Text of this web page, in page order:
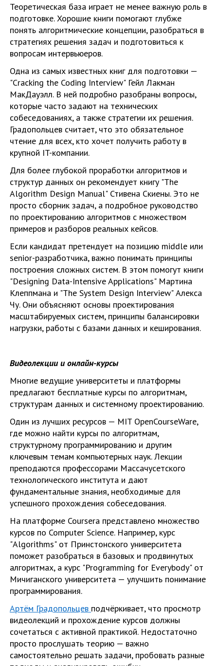
Теоретическая база играет не менее важную роль в
подготовке. Хорошие книги помогают глубже
понять алгоритмические концепции, разобраться в
стратегиях решения задач и подготовиться к
вопросам интервьюеров.
Одна из самых известных книг для подготовки —
"Cracking the Coding Interview" Гейл Лакман
МакДауэлл. В ней подробно разобраны вопросы,
которые часто задают на технических
собеседованиях, а также стратегии их решения.
Градопольцев считает, что это обязательное
чтение для всех, кто хочет получить работу в
крупной IT-компании.
Для более глубокой проработки алгоритмов и
структур данных он рекомендует книгу "The
Algorithm Design Manual" Стивена Скиены. Это не
просто сборник задач, а подробное руководство
по проектированию алгоритмов с множеством
примеров и разборов реальных кейсов.
Если кандидат претендует на позицию middle или
senior-разработчика, важно понимать принципы
построения сложных систем. В этом помогут книги
"Designing Data-Intensive Applications" Мартина
Клеппмана и "The System Design Interview" Алекса
Чу. Они объясняют основы проектирования
масштабируемых систем, принципы балансировки
нагрузки, работы с базами данных и кеширования.
Видеолекции и онлайн-курсы
Многие ведущие университеты и платформы
предлагают бесплатные курсы по алгоритмам,
структурам данных и системному проектированию.
Один из лучших ресурсов — MIT OpenCourseWare,
где можно найти курсы по алгоритмам,
структурному программированию и другим
ключевым темам компьютерных наук. Лекции
преподаются профессорами Массачусетского
технологического института и дают
фундаментальные знания, необходимые для
успешного прохождения собеседования.
На платформе Coursera представлено множество
курсов по Computer Science. Например, курс
"Algorithms" от Принстонского университета
поможет разобраться в базовых и продвинутых
алгоритмах, а курс "Programming for Everybody" от
Мичиганского университета — улучшить понимание
программирования.
Артём Градопольцев подчёркивает, что просмотр
видеолекций и прохождение курсов должны
сочетаться с активной практикой. Недостаточно
просто прослушать теорию — важно
самостоятельно решать задачи, пробовать разные